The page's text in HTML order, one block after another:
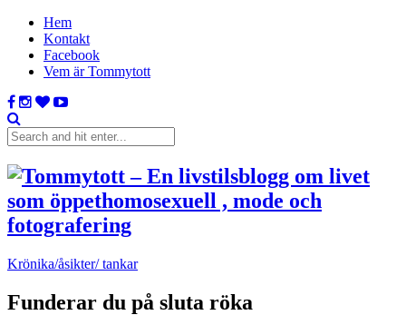
Hem
Kontakt
Facebook
Vem är Tommytott
Krönika/åsikter/ tankar
Funderar du på sluta röka